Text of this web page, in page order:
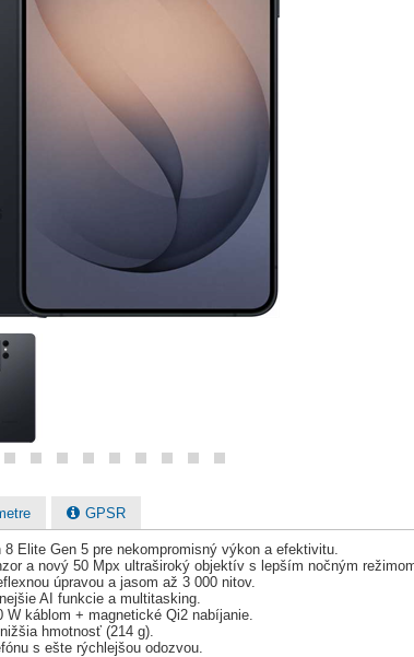
GPSR
Elite Gen 5 pre nekompromisný výkon a efektivitu.
a nový 50 Mpx ultraširoký objektív s lepším nočným
úpravou a jasom až 3 000 nitov.
AI funkcie a multitasking.
káblom + magnetické Qi2 nabíjanie.
hmotnosť (214 g).
s ešte rýchlejšou odozvou.